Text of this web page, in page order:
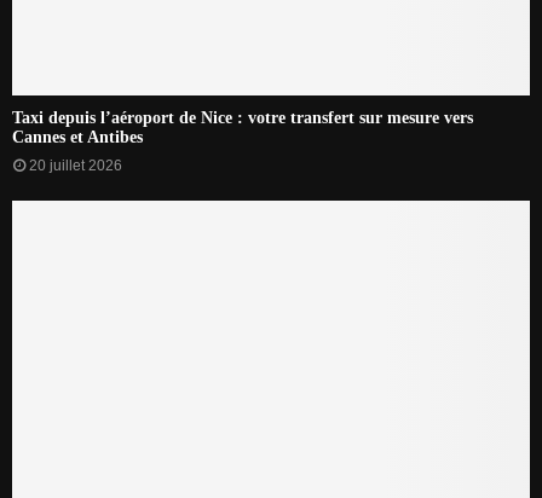
Taxi depuis l’aéroport de Nice : votre transfert sur mesure vers
Cannes et Antibes
20 juillet 2026